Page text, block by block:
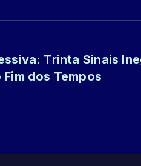
Trinta Sinais
dos Tempos